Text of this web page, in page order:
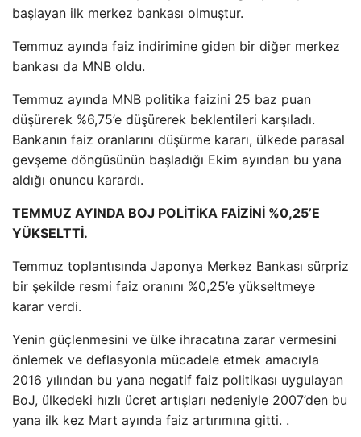
başlayan ilk merkez bankası olmuştur.
Temmuz ayında faiz indirimine giden bir diğer merkez
bankası da MNB oldu.
Temmuz ayında MNB politika faizini 25 baz puan
düşürerek %6,75’e düşürerek beklentileri karşıladı.
Bankanın faiz oranlarını düşürme kararı, ülkede parasal
gevşeme döngüsünün başladığı Ekim ayından bu yana
aldığı onuncu karardı.
TEMMUZ AYINDA BOJ POLİTİKA FAİZİNİ %0,25’E
YÜKSELTTİ.
Temmuz toplantısında Japonya Merkez Bankası sürpriz
bir şekilde resmi faiz oranını %0,25’e yükseltmeye
karar verdi.
Yenin güçlenmesini ve ülke ihracatına zarar vermesini
önlemek ve deflasyonla mücadele etmek amacıyla
2016 yılından bu yana negatif faiz politikası uygulayan
BoJ, ülkedeki hızlı ücret artışları nedeniyle 2007’den bu
yana ilk kez Mart ayında faiz artırımına gitti. .